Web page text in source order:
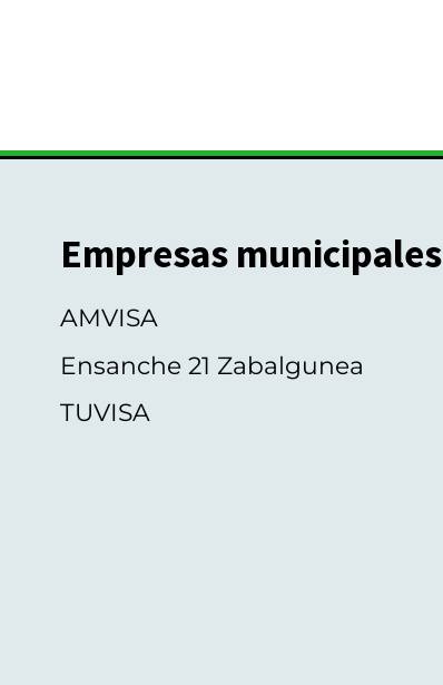
Empresas municipales
AMVISA
Ensanche 21 Zabalgunea
TUVISA